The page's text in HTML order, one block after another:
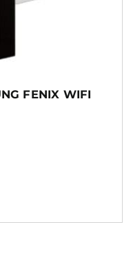
FENIX WIFI